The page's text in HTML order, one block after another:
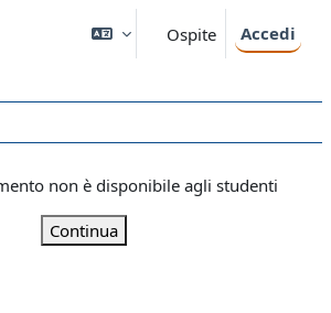
Ospite Accedi
non è disponibile agli studenti
Continua